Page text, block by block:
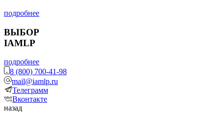
подробнее
ВЫБОР
IAMLP
подробнее
8 (800) 700-41-98
mail@iamlp.ru
Телеграмм
Вконтакте
назад